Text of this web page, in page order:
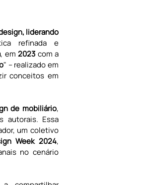
liderando
refinada e
, em 2023 com a
" – realizado em
conceitos em
de mobiliário,
autorais. Essa
um coletivo
Week 2024,
no cenário